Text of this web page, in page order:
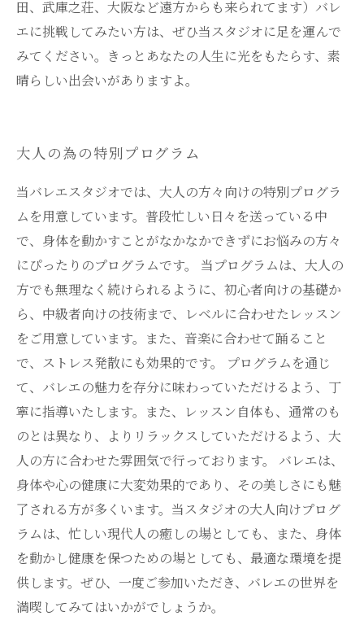
田、武庫之荘、大阪など遠方からも来られてます）バレ
エに挑戦してみたい方は、ぜひ当スタジオに足を運んで
みてください。きっとあなたの人生に光をもたらす、素
晴らしい出会いがありますよ。
大人の為の特別プログラム
当バレエスタジオでは、大人の方々向けの特別プログラ
ムを用意しています。普段忙しい日々を送っている中
で、身体を動かすことがなかなかできずにお悩みの方々
にぴったりのプログラムです。 当プログラムは、大人の
方でも無理なく続けられるように、初心者向けの基礎か
ら、中級者向けの技術まで、レベルに合わせたレッスン
をご用意しています。また、音楽に合わせて踊ること
で、ストレス発散にも効果的です。 プログラムを通じ
て、バレエの魅力を存分に味わっていただけるよう、丁
寧に指導いたします。また、レッスン自体も、通常のも
のとは異なり、よりリラックスしていただけるよう、大
人の方に合わせた雰囲気で行っております。 バレエは、
身体や心の健康に大変効果的であり、その美しさにも魅
了される方が多くいます。当スタジオの大人向けプログ
ラムは、忙しい現代人の癒しの場としても、また、身体
を動かし健康を保つための場としても、最適な環境を提
供します。ぜひ、一度ご参加いただき、バレエの世界を
満喫してみてはいかがでしょうか。